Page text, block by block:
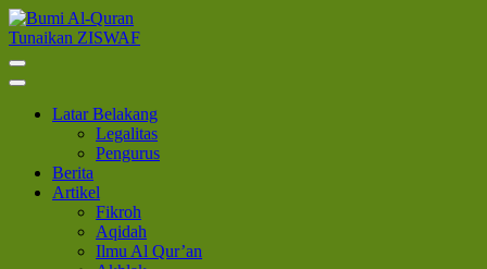
Lompat
ke
konten
(Tekan
Tunaikan ZISWAF
Latar Belakang
Legalitas
Pengurus
Berita
Artikel
Fikroh
Aqidah
Ilmu Al Qur’an